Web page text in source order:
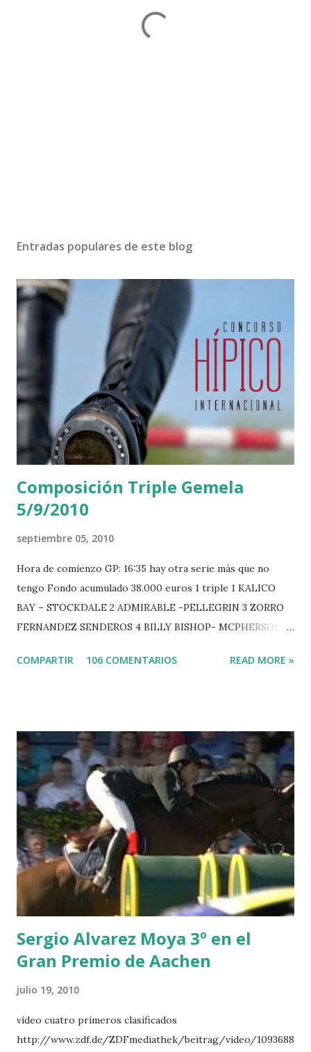
Entradas populares de este blog
Composición Triple Gemela
5/9/2010
septiembre 05, 2010
Hora de comienzo GP: 16:35 hay otra serie más que no
tengo Fondo acumulado 38.000 euros 1 triple 1 KALICO
BAY – STOCKDALE 2 ADMIRABLE -PELLEGRIN 3 ZORRO
FERNANDEZ SENDEROS 4 BILLY BISHOP- MCPHERSON 5
-EPAILLARD 7 GIG AMAI M WHITAKER 8 SILVANA DU
POWER - MILLAR 5 ARMANIE -VOORN 6 QUERLYBET
HERO -LEJAUNE 7 MO CHROI - O’BRIEN 8 CARMENA Z -
BREEN 9 JALLA DE GAVIERE -RAMZY AL DUHAMI 10
NOVEL -PHILIPPAERTS 3 triple 1 LATE NIGHT -LEVY 2 K
CLUB LADY -O’CONNOR 3 QUICK STUDY - HOUGH 4
LORENZO -AHLMANN 5 L’ESPOIR -GULLIKSEN 6
TOPINAMBOUR -LEPREVOST 7 WISCONSIN 111 -MOYA 8
INTERTOY Z - BRASH 9 HERALD –CORDON 10 SELDANA
DI CAMPALTO -SHARBATLY Vuelta Triunfal... el ganador
del Gran Premio en su vuelta de honor
COMPARTIR 106 COMENTARIOS READ MORE »
Sergio Alvarez Moya 3º en el
Gran Premio de Aachen
julio 19, 2010
vídeo cuatro primeros clasificados
http://www.zdf.de/ZDFmediathek/beitrag/video/1093688